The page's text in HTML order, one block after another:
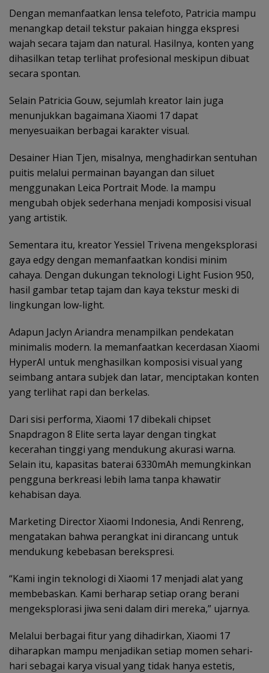
Dengan memanfaatkan lensa telefoto, Patricia mampu
menangkap detail tekstur pakaian hingga ekspresi
wajah secara tajam dan natural. Hasilnya, konten yang
dihasilkan tetap terlihat profesional meskipun dibuat
secara spontan.
Selain Patricia Gouw, sejumlah kreator lain juga
menunjukkan bagaimana Xiaomi 17 dapat
menyesuaikan berbagai karakter visual.
Desainer Hian Tjen, misalnya, menghadirkan sentuhan
puitis melalui permainan bayangan dan siluet
menggunakan Leica Portrait Mode. Ia mampu
mengubah objek sederhana menjadi komposisi visual
yang artistik.
Sementara itu, kreator Yessiel Trivena mengeksplorasi
gaya edgy dengan memanfaatkan kondisi minim
cahaya. Dengan dukungan teknologi Light Fusion 950,
hasil gambar tetap tajam dan kaya tekstur meski di
lingkungan low-light.
Adapun Jaclyn Ariandra menampilkan pendekatan
minimalis modern. Ia memanfaatkan kecerdasan Xiaomi
HyperAI untuk menghasilkan komposisi visual yang
seimbang antara subjek dan latar, menciptakan konten
yang terlihat rapi dan berkelas.
Dari sisi performa, Xiaomi 17 dibekali chipset
Snapdragon 8 Elite serta layar dengan tingkat
kecerahan tinggi yang mendukung akurasi warna.
Selain itu, kapasitas baterai 6330mAh memungkinkan
pengguna berkreasi lebih lama tanpa khawatir
kehabisan daya.
Marketing Director Xiaomi Indonesia, Andi Renreng,
mengatakan bahwa perangkat ini dirancang untuk
mendukung kebebasan berekspresi.
“Kami ingin teknologi di Xiaomi 17 menjadi alat yang
membebaskan. Kami berharap setiap orang berani
mengeksplorasi jiwa seni dalam diri mereka,” ujarnya.
Melalui berbagai fitur yang dihadirkan, Xiaomi 17
diharapkan mampu menjadikan setiap momen sehari-
hari sebagai karya visual yang tidak hanya estetis,